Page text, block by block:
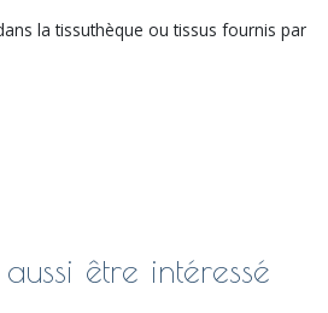
la tissuthèque ou tissus fournis par
être intéressé